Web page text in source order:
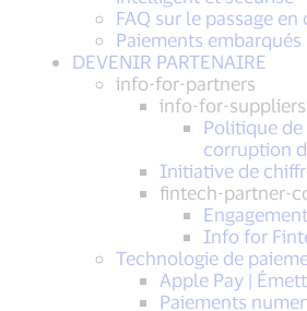
FAQ sur le passage en
Paiements embarqués
DEVENIR PARTENAIRE
info-for-partners
info-for-suppliers
Politique
corruption
Initiative de
fintech-partner-
Engagement
Info for
Technologie de
Apple Pay |
Paiements